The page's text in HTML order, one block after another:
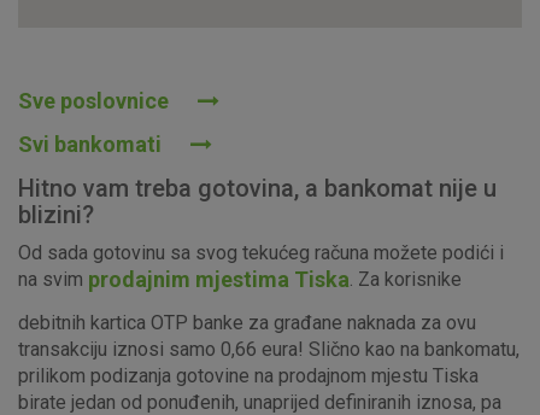
Sve poslovnice
Svi bankomati
Hitno vam treba gotovina, a bankomat nije u
blizini?
Od sada gotovinu sa svog tekućeg računa možete podići i
na svim prodajnim mjestima Tiska . Za korisnike
debitnih kartica OTP banke za građane naknada za ovu
transakciju iznosi samo 0,66 eura! Slično kao na bankomatu,
prilikom podizanja gotovine na prodajnom mjestu Tiska
birate jedan od ponuđenih, unaprijed definiranih iznosa, pa
Ovi kolačići nužni su za funkcioniranje internetske stranice i
postavljaju kao odgovor na vaše radnje koje uključuju zahtjev
za uslugama, kao što su postavke kolačića. Svoj preglednik
o njima, ali u tom slučaju neki dijelovi stranice neće raditi. Ti
kolačići ne pohranjuju nikakve informacije koje bi vas mogle
identificirati.